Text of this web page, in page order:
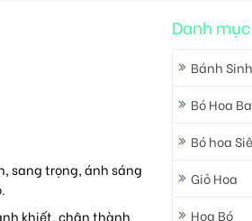
Danh
Bánh
Bó Hoa
Bó hoa
Giỏ Hoa
Hoa Bó
sang trọng, ánh sáng
khiết, chân thành